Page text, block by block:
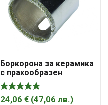
Боркорона за керамика
с прахообразен
диамант
24,06 € (47,06 лв.)